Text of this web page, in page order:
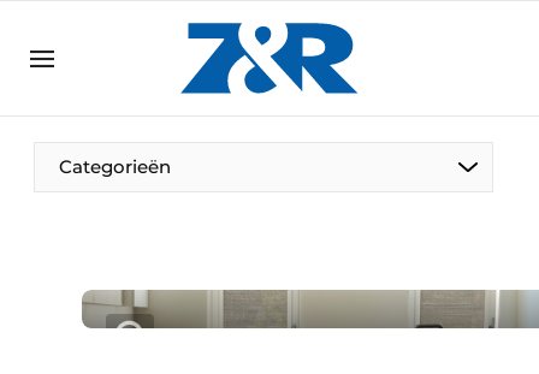
DE EN
NL
Categorieën